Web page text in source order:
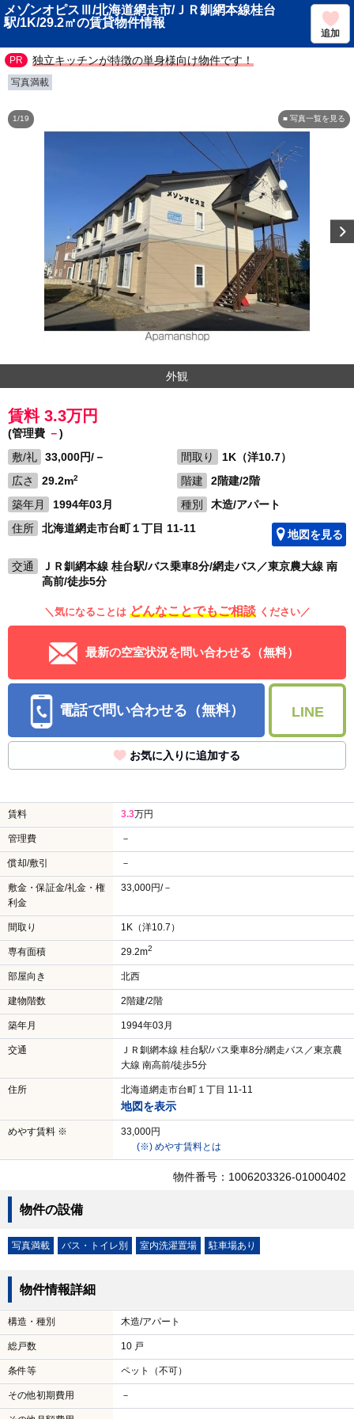
メゾンオピスⅢ/北海道網走市/ＪＲ釧網本線桂台
駅/1K/29.2㎡の賃貸物件情報
追加
独立キッチンが特徴の単身様向け物件です！
写真満載
■ 写真一覧を見る
1/19
外観
賃料 3.3万円
(管理費 －)
敷/礼
33,000円/－ 間取り
1K（洋10.7）
広さ
29.2m2 階建
2階建/2階
築年月
1994年03月 種別
木造/アパート
住所
北海道網走市台町１丁目 11-11 地図を見る
交通
ＪＲ釧網本線 桂台駅/バス乗車8分/網走バス／東京農大線 南
高前/徒歩5分
＼気になることは どんなことでもご相談 ください／
最新の空室状況を問い合わせる（無料）
電話で問い合わせる（無料） LINE
お気に入りに追加する
賃料 3.3万円
管理費 －
償却/敷引 －
敷金・保証金/礼金・権
利金
33,000円/－
間取り 1K（洋10.7）
専有面積 29.2m2
部屋向き 北西
建物階数 2階建/2階
築年月 1994年03月
交通
ＪＲ釧網本線 桂台駅/バス乗車8分/網走バス／東京農
大線 南高前/徒歩5分
住所 北海道網走市台町１丁目 11-11
地図を表示
めやす賃料 ※
33,000円
(※) めやす賃料とは
物件番号：1006203326-01000402
物件の設備
写真満載 バス・トイレ別 室内洗濯置場 駐車場あり
物件情報詳細
構造・種別 木造/アパート
総戸数 10 戸
条件等 ペット（不可）
その他初期費用 －